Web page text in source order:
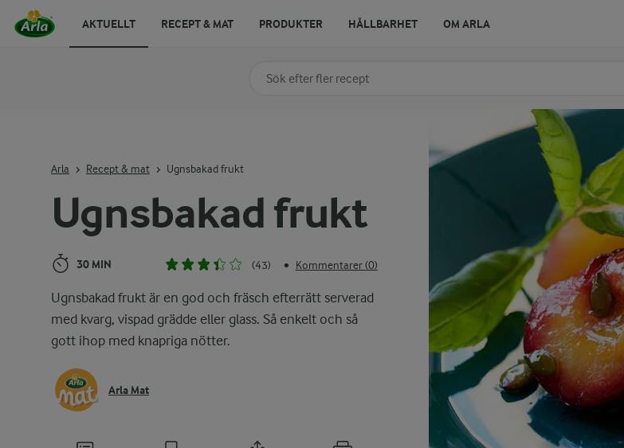
Ugnsbakad frukt
30 MIN (43) • Kommentarer (0)
Ugnsbakad frukt är en god och fräsch efterrätt serverad
med kvarg, vispad grädde eller glass. Så enkelt och så
gott ihop med knapriga nötter.
Arla Mat
Arla Recept & mat Ugnsbakad frukt
Sök på kategori eller ingrediens
AKTUELLT RECEPT & MAT PRODUKTER HÅLLBARHET OM ARLA